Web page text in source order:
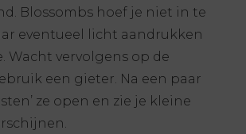
Blossombs hoef je niet in te
eventueel licht aandrukken
Wacht vervolgens op de
een gieter. Na een paar
ze open en zie je kleine